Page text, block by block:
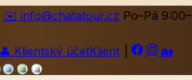
✉️ info@chatatour.cz Po–Pá 9:00–
👤 Klientský účetKlient
🏡